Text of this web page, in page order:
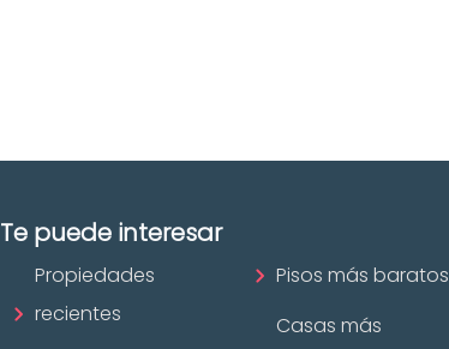
Te puede interesar
Propiedades
recientes
Pisos más baratos
Casas más